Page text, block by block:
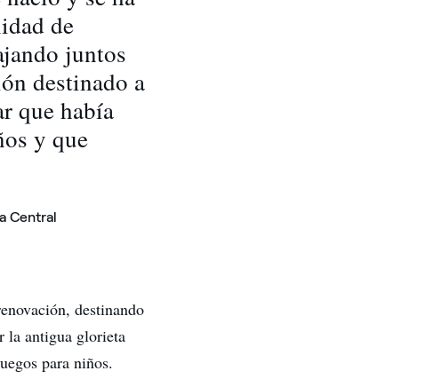
de
juntos
destinado a
que había
y que
Central
destinando
la antigua glorieta
para niños.